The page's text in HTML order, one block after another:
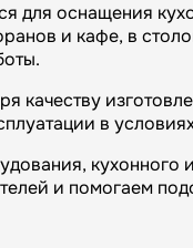
для оснащения
и кафе, в
качеству
в
кухонного
и помогаем